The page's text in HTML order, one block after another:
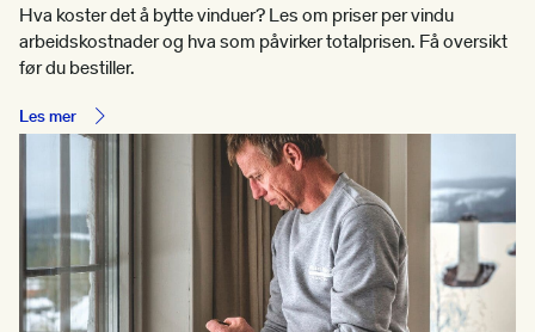
Hva koster det å bytte vinduer? Les om priser per vindu
arbeidskostnader og hva som påvirker totalprisen. Få oversikt
før du bestiller.
Les mer